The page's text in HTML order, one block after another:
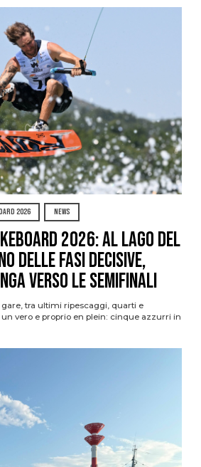
2026 NEWS
2026: al Lago del
delle fasi decisive,
verso le semifinali
tra ultimi ripescaggi, quarti e
un vero e proprio en plein: cinque azzurri in